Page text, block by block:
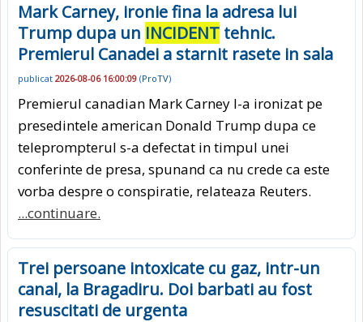
Mark Carney, ironie fina la adresa lui
Trump dupa un INCIDENT tehnic.
Premierul Canadei a starnit rasete in sala
publicat 2026-08-06 16:00:09 (ProTV)
Premierul canadian Mark Carney l-a ironizat pe
presedintele american Donald Trump dupa ce
teleprompterul s-a defectat in timpul unei
conferinte de presa, spunand ca nu crede ca este
vorba despre o conspiratie, relateaza Reuters.
...continuare.
Trei persoane intoxicate cu gaz, intr-un
canal, la Bragadiru. Doi barbati au fost
resuscitati de urgenta